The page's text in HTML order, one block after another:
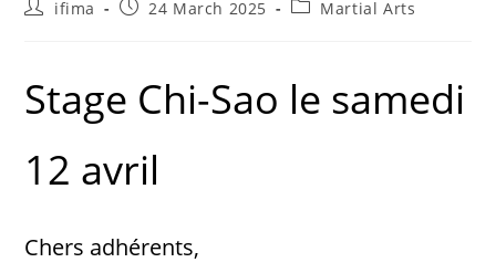
ifima 24 March 2025 Martial Arts
Stage Chi-Sao le samedi
12 avril
Chers adhérents,